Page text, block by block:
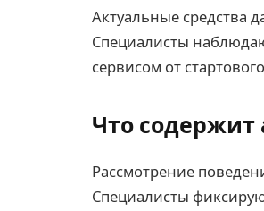
Актуальные средства
Специалисты
сервисом от
Что содержит
Рассмотрение
Специалисты